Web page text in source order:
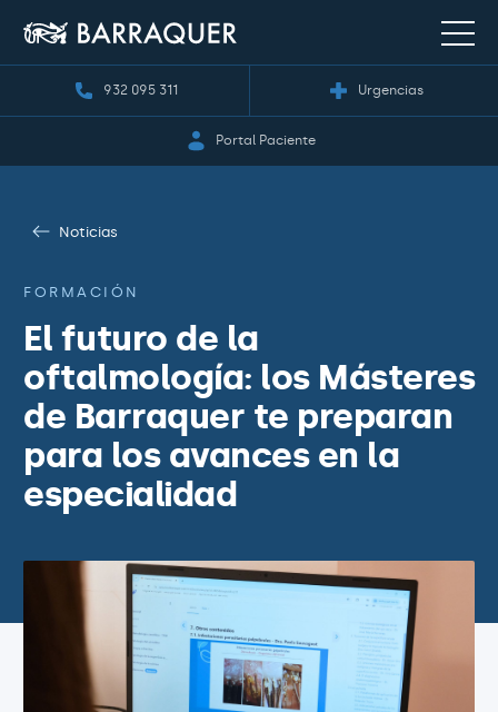
932 095 311 Urgencias
Portal Paciente
Noticias
FORMACIÓN
El futuro de la
oftalmología: los Másteres
de Barraquer te preparan
para los avances en la
especialidad